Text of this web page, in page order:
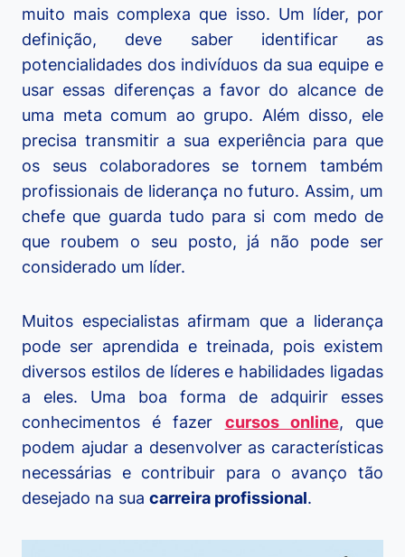
muito mais complexa que isso. Um líder, por
definição, deve saber identificar as
potencialidades dos indivíduos da sua equipe e
usar essas diferenças a favor do alcance de
uma meta comum ao grupo. Além disso, ele
precisa transmitir a sua experiência para que
os seus colaboradores se tornem também
profissionais de liderança no futuro. Assim, um
chefe que guarda tudo para si com medo de
que roubem o seu posto, já não pode ser
considerado um líder.
Muitos especialistas afirmam que a liderança
pode ser aprendida e treinada, pois existem
diversos estilos de líderes e habilidades ligadas
a eles. Uma boa forma de adquirir esses
conhecimentos é fazer cursos online, que
podem ajudar a desenvolver as características
necessárias e contribuir para o avanço tão
desejado na sua carreira profissional.